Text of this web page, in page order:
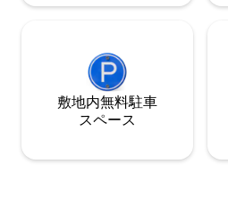
敷地内無料駐⁠車
ス⁠ペ⁠ー⁠ス